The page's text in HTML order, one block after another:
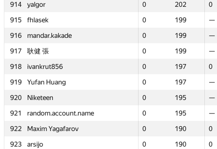
914
yalgor 0 202
0
915
fhlasek 0 199
—
916
mandar.kakade 0 199
—
917
耿健 張 0 199
—
918
ivankrut856 0 197
0
919
Yufan Huang 0 197
—
920
Niketeen 0 195
—
921
random.account.name 0 195
—
922
Maxim Yagafarov 0 190
0
923
arsijo 0 190
0
914
yalgor 0 202
0
915
fhlasek 0 199
—
916
mandar.kakade 0 199
—
917
耿健 張 0 199
—
918
ivankrut856 0 197
0
919
Yufan Huang 0 197
—
920
Niketeen 0 195
—
921
random.account.name 0 195
—
922
Maxim Yagafarov 0 190
0
923
arsijo 0 190
0